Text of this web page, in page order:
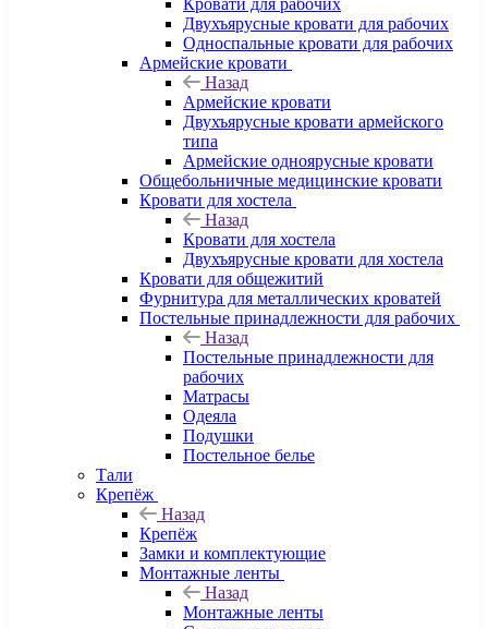
Кровати для рабочих
Двухъярусные кровати для рабочих
Односпальные кровати для рабочих
Армейские кровати
Назад
Армейские кровати
Двухъярусные кровати армейского
типа
Армейские одноярусные кровати
Общебольничные медицинские кровати
Кровати для хостела
Назад
Кровати для хостела
Двухъярусные кровати для хостела
Кровати для общежитий
Фурнитура для металлических кроватей
Постельные принадлежности для рабочих
Назад
Постельные принадлежности для
рабочих
Матрасы
Одеяла
Подушки
Постельное белье
Тали
Крепёж
Назад
Крепёж
Замки и комплектующие
Монтажные ленты
Назад
Монтажные ленты